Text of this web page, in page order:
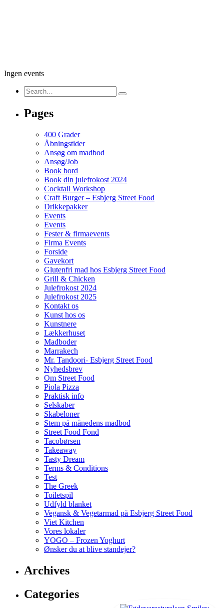
Ingen events
Pages
400 Grader
Åbningstider
Ansøg om madbod
Ansøg/Job
Book bord
Book din julefrokost 2024
Cocktail Workshop
Craft Burger – Esbjerg Street Food
Drikkepakker
Events
Events
Fester & firmaevents
Firma Events
Forside
Gavekort
Glutenfri mad hos Esbjerg Street Food
Grill & Chicken
Julefrokost 2024
Julefrokost 2025
Kontakt os
Kunst hos os
Kunstnere
Lækkerhuset
Madboder
Marrakech
Mr. Tandoori- Esbjerg Street Food
Nyhedsbrev
Om Street Food
Piola Pizza
Praktisk info
Selskaber
Skabeloner
Stem på månedens madbod
Street Food Fond
Tacobørsen
Takeaway
Tasty Dream
Terms & Conditions
Test
The Greek
Toiletspil
Udfyld blanket
Vegansk & Vegetarmad på Esbjerg Street Food
Viet Kitchen
Vores lokaler
YOGO – Frozen Yoghurt
Ønsker du at blive standejer?
Archives
Categories